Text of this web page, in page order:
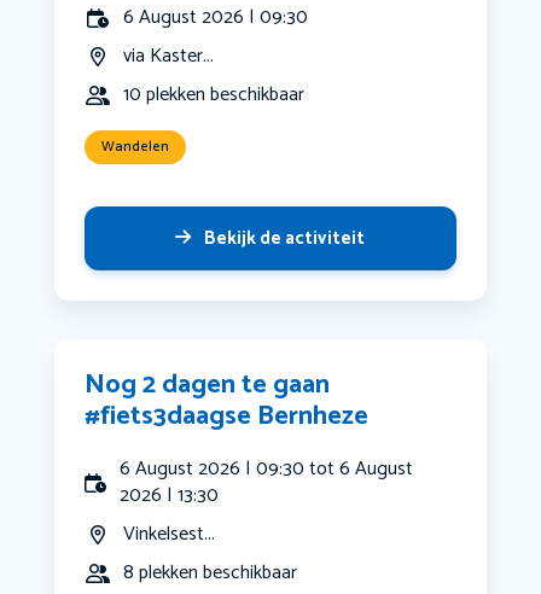
6 August 2026 | 09:30
via Kaster...
10 plekken beschikbaar
Wandelen
Bekijk de activiteit
Nog 2 dagen te gaan
#fiets3daagse Bernheze
6 August 2026 | 09:30 tot 6 August
2026 | 13:30
Vinkelsest...
8 plekken beschikbaar